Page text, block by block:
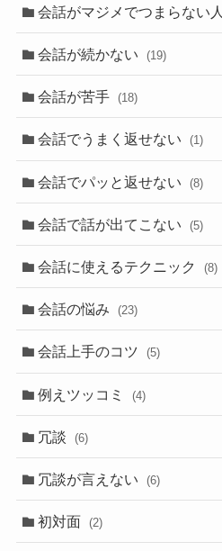
会話がマジメでつまらない人
会話が続かない (19)
会話が苦手 (18)
会話でうまく返せない (1)
会話でパッと返せない (8)
会話で話が出てこない (5)
会話に使えるテクニック (8)
会話の悩み (23)
会話上手のコツ (5)
例えツッコミ (4)
冗談 (6)
冗談が言えない (6)
初対面 (2)